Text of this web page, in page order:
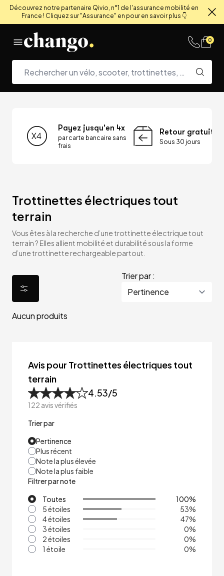
Découvrez notre partenaire Qivio, n°1 de l'assurance mobilité en
France ! Cliquez sur "Assurance" en pour en savoir plus 👇
0
Payez jusqu'en 4x
par carte bancaire sans
frais
Retour gratuit
Sous 30 jours
Trottinettes électriques tout
terrain
Vous êtes à la recherche d’une trottinette électrique tout
terrain ? Elles allient mobilité et durabilité sous la forme
d’une trottinette rechargeable partout.
Trier par :
Aucun produits
Avis pour Trottinettes électriques tout
terrain
4.53/5
122 avis vérifiés
Trier par
Pertinence
Plus récent
Note la plus élevée
Note la plus faible
Filtrer par note
Toutes
100%
5 étoiles
53%
4 étoiles
47%
3 étoiles
0%
2 étoiles
0%
1 étoile
0%